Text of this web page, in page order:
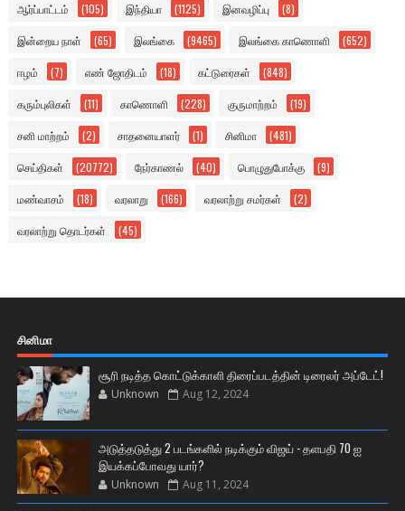
ஆர்ப்பாட்டம் (105) இந்தியா (1125) இனவழிப்பு (8)
இன்றைய நாள் (65) இலங்கை (9465) இலங்கை காணொளி (652)
ஈழம் (7) எண் ஜோதிடம் (18) கட்டுரைகள் (848)
கரும்புலிகள் (11) காணொளி (228) குருமாற்றம் (19)
சனி மாற்றம் (2) சாதனையாளர் (1) சினிமா (481)
செய்திகள் (20772) நேர்காணல் (40) பொழுதுபோக்கு (9)
மண்வாசம் (18) வரலாறு (166) வரலாற்று சமர்கள் (2)
வரலாற்று தொடர்கள் (45)
சினிமா
சூரி நடித்த கொட்டுக்காளி திரைப்படத்தின் டிரைலர் அப்டேட்!
Unknown Aug 12, 2024
அடுத்தடுத்து 2 படங்களில் நடிக்கும் விஜய் - தளபதி 70 ஐ
இயக்கப்போவது யார்?
Unknown Aug 11, 2024